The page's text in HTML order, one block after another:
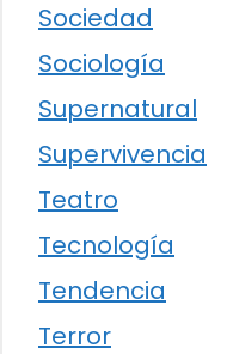
Sociedad
Sociología
Supernatural
Supervivencia
Teatro
Tecnología
Tendencia
Terror